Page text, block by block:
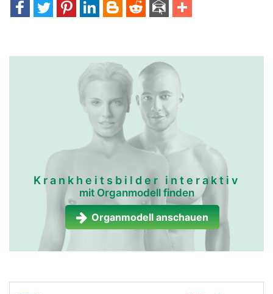
Krankheitsbilder interaktiv
mit Organmodell finden
Organmodell anschauen